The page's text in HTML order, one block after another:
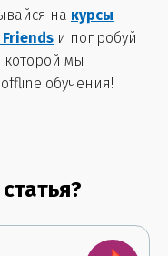
на курсы
и попробуй
которой мы
обучения!